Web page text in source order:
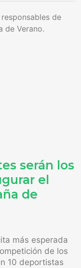
serán los
el
de
más esperada
de los
10 deportistas